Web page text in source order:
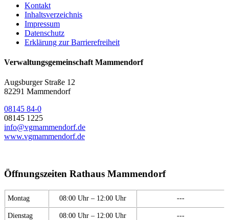
Kontakt
Inhaltsverzeichnis
Impressum
Datenschutz
Erklärung zur Barrierefreiheit
Verwaltungsgemeinschaft Mammendorf
Augsburger Straße 12
82291 Mammendorf
08145 84-0
08145 1225
info@vgmammendorf.de
www.vgmammendorf.de
Öffnungszeiten Rathaus Mammendorf
Montag 08:00 Uhr – 12:00 Uhr ---
Dienstag 08:00 Uhr – 12:00 Uhr ---